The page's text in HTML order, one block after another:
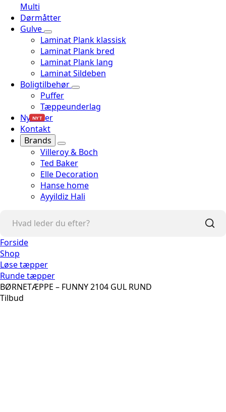
Multi
Dørmåtter
Gulve
Laminat Plank klassisk
Laminat Plank bred
Laminat Plank lang
Laminat Sildeben
Boligtilbehør
Puffer
Tæppeunderlag
Nyheder
NYT
Kontakt
Brands
Villeroy & Boch
Ted Baker
Elle Decoration
Hanse home
Ayyildiz Hali
Forside
Shop
Løse tæpper
Runde tæpper
BØRNETÆPPE – FUNNY 2104 GUL RUND
Tilbud